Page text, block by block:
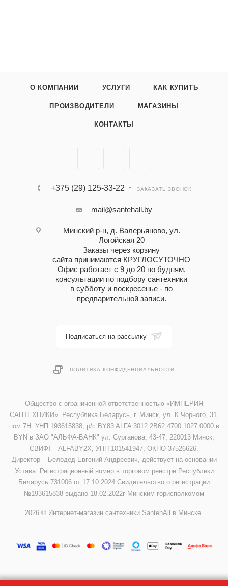
О КОМПАНИИ УСЛУГИ КАК КУПИТЬ
ПРОИЗВОДИТЕЛИ МАГАЗИНЫ
КОНТАКТЫ
+375 (29) 125-33-22 ЗАКАЗАТЬ ЗВОНОК
mail@santehall.by
Минский р-н, д. Валерьяново, ул.
Логойская 20
Заказы через корзину
сайта принимаются КРУГЛОСУТОЧНО
Офис работает с 9 до 20 по будням,
консультации по подбору сантехники
в субботу и воскресенье - по
предварительной записи.
Подписаться на рассылку
ПОЛИТИКА КОНФИДЕНЦИАЛЬНОСТИ
Общество с ограниченной ответственностью «ИМПЕРИЯ
САНТЕХНИКИ». Республика Беларусь, г. Минск, ул. К.Чорного, 31,
пом.7Н. УНП 193615838, р/с BY83 ALFA 3012 2B62 4700 1027 0000 в
BYN в ЗАО "АЛЬФА-БАНК" ул. Сурганова, 43-47, 220013 Минск,
СВИФТ - ALFABY2X, УНП 101541947, ОКПО 37526626.
Директор – Белодед Евгений Андреевич, действует на основании
Устава. Регистрационный номер в торговом реестре Республики
Беларусь 731006 от 17.10.2024 Свидетельство о регистрации
№193615838 выдано 18.02.2022г Минским горисполкомом
2026 © Интернет-магазин сантехники SantehAll в Минске.